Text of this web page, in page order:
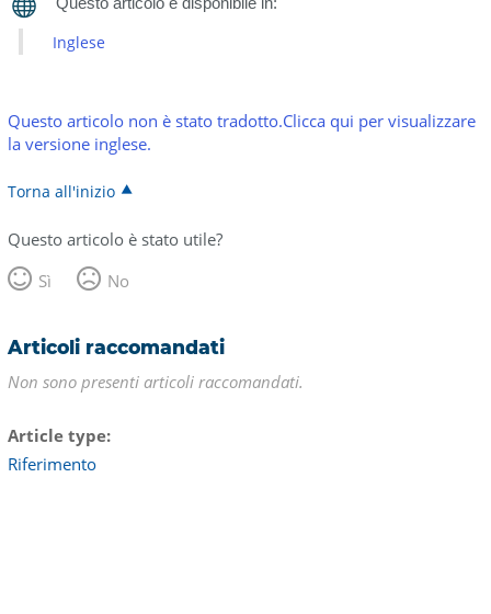
Inglese
Questo articolo non è stato tradotto.Clicca qui per visualizzare
la versione inglese.
Torna all'inizio
Questo articolo è stato utile?
Sì
No
Articoli raccomandati
Non sono presenti articoli raccomandati.
Article type
Riferimento